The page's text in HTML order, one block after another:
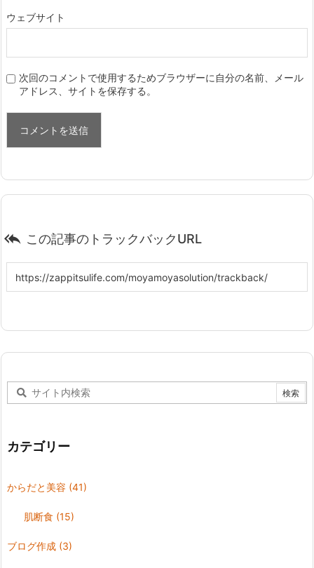
ウェブサイト
次回のコメントで使用するためブラウザーに自分の名前、メール
アドレス、サイトを保存する。
 この記事のトラックバックURL
カテゴリー
からだと美容 (41)
肌断食 (15)
ブログ作成 (3)